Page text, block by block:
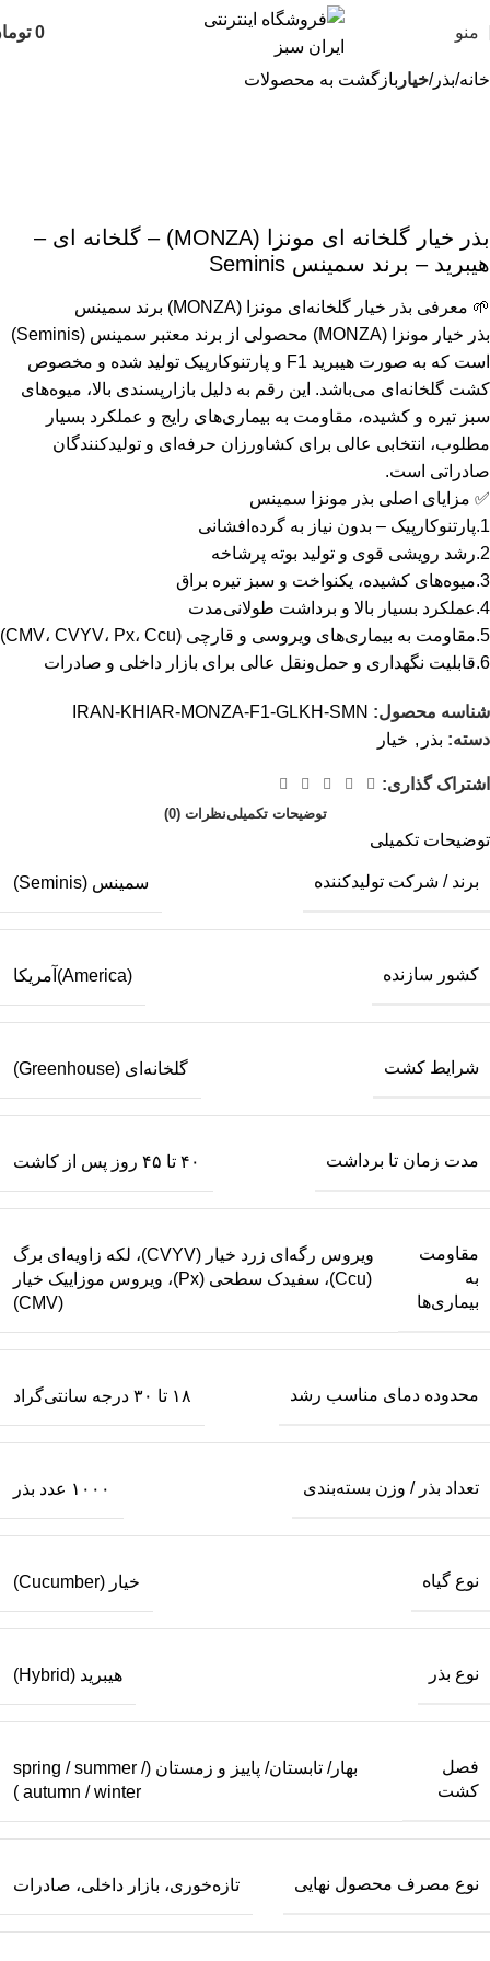
منو 0
خانه بذر خیار بازگشت به محصولات
بذر خیار گلخانه ای مونزا (MONZA) – گلخانه ای –
هیبرید – برند سمینس Seminis
🌱 معرفی بذر خیار گلخانه‌ای مونزا (MONZA) برند سمینس
بذر خیار مونزا (MONZA) محصولی از برند معتبر سمینس (Seminis)
است که به صورت هیبرید F1 و پارتنوکارپیک تولید شده و مخصوص
کشت گلخانه‌ای می‌باشد. این رقم به دلیل بازارپسندی بالا، میوه‌های
سبز تیره و کشیده، مقاومت به بیماری‌های رایج و عملکرد بسیار
مطلوب، انتخابی عالی برای کشاورزان حرفه‌ای و تولیدکنندگان
صادراتی است.
✅ مزایای اصلی بذر مونزا سمینس
1.پارتنوکارپیک – بدون نیاز به گرده‌افشانی
2.رشد رویشی قوی و تولید بوته پرشاخه
3.میوه‌های کشیده، یکنواخت و سبز تیره براق
4.عملکرد بسیار بالا و برداشت طولانی‌مدت
5.مقاومت به بیماری‌های ویروسی و قارچی (CMV، CVYV، Px، Ccu)
6.قابلیت نگهداری و حمل‌ونقل عالی برای بازار داخلی و صادرات
شناسه محصول: IRAN-KHIAR-MONZA-F1-GLKH-SMN
دسته: بذر , خیار
اشتراک گذاری:
توضیحات تکمیلینظرات (0)
توضیحات تکمیلی
برند / شرکت تولیدکننده سمینس (Seminis)
کشور سازنده (America)آمریکا
شرایط کشت گلخانه‌ای (Greenhouse)
مدت زمان تا برداشت ۴۰ تا ۴۵ روز پس از کاشت
مقاومت
به
بیماری‌ها
ویروس رگه‌ای زرد خیار (CVYV)، لکه زاویه‌ای برگ
(Ccu)، سفیدک سطحی (Px)، ویروس موزاییک خیار
(CMV)
محدوده دمای مناسب رشد ۱۸ تا ۳۰ درجه سانتی‌گراد
تعداد بذر / وزن بسته‌بندی ۱۰۰۰ عدد بذر
نوع گیاه خیار (Cucumber)
نوع بذر هیبرید (Hybrid)
فصل
کشت
بهار/ تابستان/ پاییز و زمستان (spring / summer /
autumn / winter )
نوع مصرف محصول نهایی تازه‌خوری، بازار داخلی، صادرات